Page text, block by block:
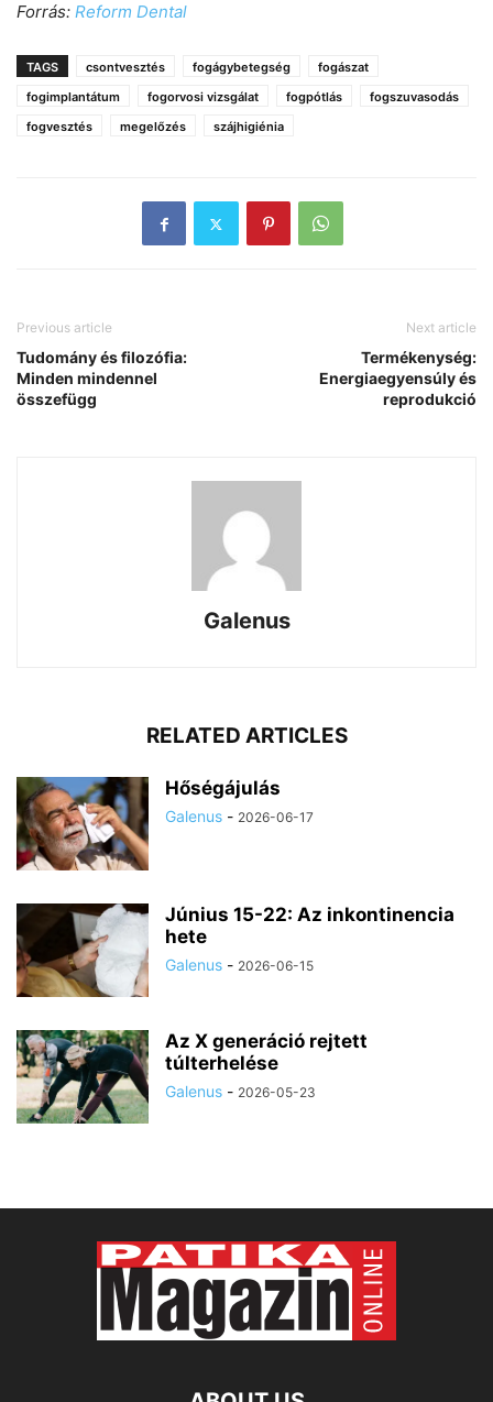
Forrás: Reform Dental
TAGS csontvesztés fogágybetegség
fogászat
fogimplantátum
fogorvosi vizsgálat fogpótlás
fogszuvasodás
fogvesztés
megelőzés szájhigiénia
Previous article
Tudomány és filozófia:
Minden mindennel
összefügg
Next article
Termékenység:
Energiaegyensúly és
reprodukció
Galenus
RELATED ARTICLES
Hőségájulás
Galenus - 2026-06-17
Június 15-22: Az inkontinencia
hete
Galenus - 2026-06-15
Az X generáció rejtett
túlterhelése
Galenus - 2026-05-23